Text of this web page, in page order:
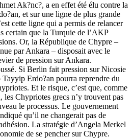
Ak?nc?, a en effet été élu contre la
et sur une ligne de plus grande
cette ligne qui a permis de relancer
certain que la Turquie de l’AKP
Or, la République de Chypre –
par Ankara – disposait avec le
de pression sur Ankara.
Si Berlin fait pression sur Nicosie
Erdo?an pourra reprendre du
Et le risque, c’est que, comme
Chypriotes grecs n’y trouvent pas
le processus. Le gouvernement
qu’il ne changerait pas de
La stratégie d’Angela Merkel
de se pencher sur Chypre.